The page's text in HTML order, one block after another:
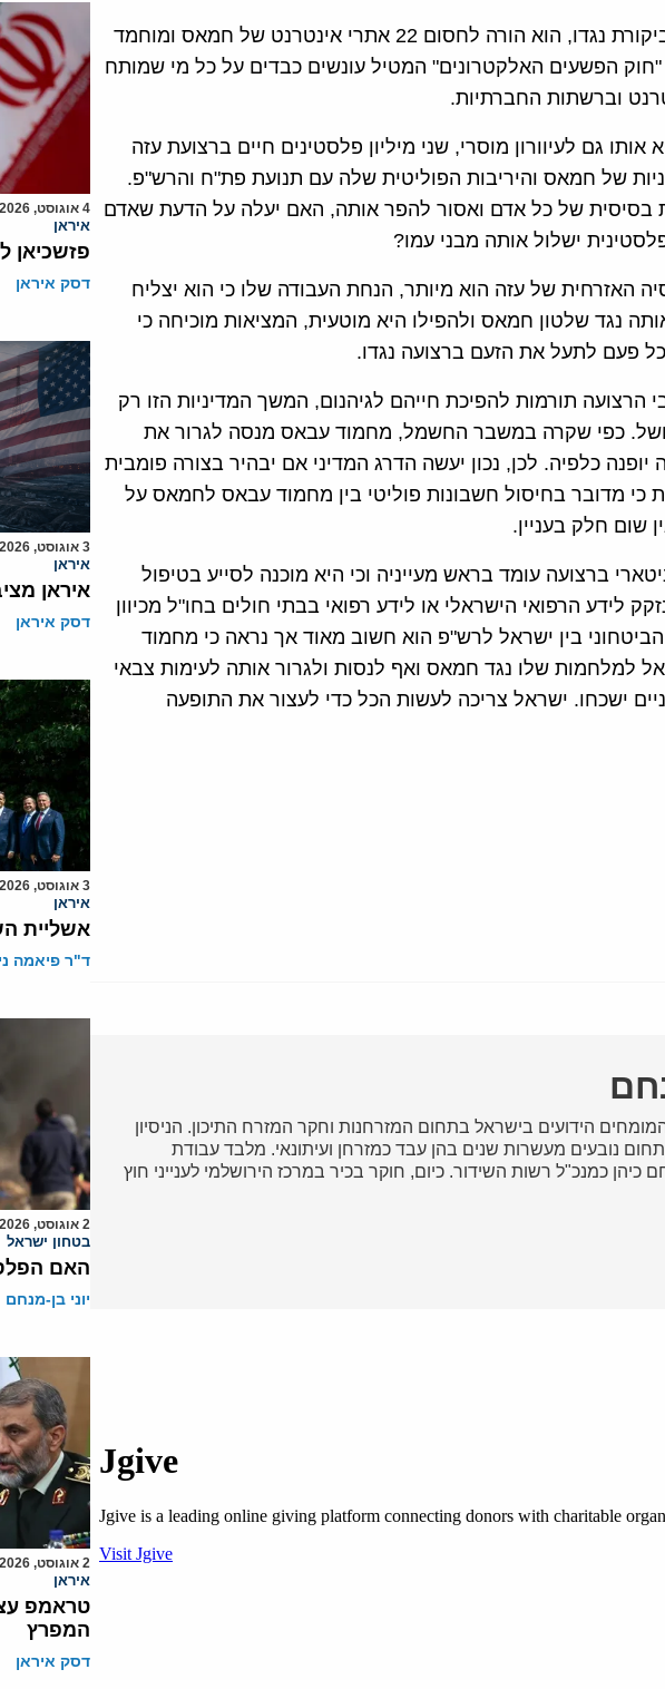
יו"ר הרש"פ מצידו מנסה לעצור את הביקורת נגדו, הוא הורה לחסום 22 אתרי אינטרנט של חמאס ומוחמד
הפשעים האלקטרונים" המטיל עונשים כבדים על כל מי שמותח
וברשתות החברתיות.
גם לעיוורון מוסרי, שני מיליון פלסטינים חיים ברצועת עזה
של חמאס והיריבות הפוליטית שלה עם תנועת פת"ח והרש"פ.
בסיסית של כל אדם ואסור להפר אותה, האם יעלה על הדעת שאדם
ישלול אותה מבני עמו?
האזרחית של עזה הוא מיותר, הנחת העבודה שלו כי הוא יצליח
נגד שלטון חמאס ולהפילו היא מוטעית, המציאות מוכיחה כי
פעם לתעל את הזעם ברצועה נגדו.
תורמות להפיכת חייהם לגיהנום, המשך המדיניות הזו רק
כושל. כפי שקרה במשבר החשמל, מחמוד עבאס מנסה לגרור את
כלפיה. לכן, נכון יעשה הדרג המדיני אם יבהיר בצורה פומבית
כי מדובר בחיסול חשבונות פוליטי בין מחמוד עבאס לחמאס על
שום חלק בעניין.
ברצועה עומד בראש מעייניה וכי היא מוכנה לסייע בטיפול
לידע הרפואי הישראלי או לידע רפואי בבתי חולים בחו"ל מכיוון
בין ישראל לרש"פ הוא חשוב מאוד אך נראה כי מחמוד
למלחמות שלו נגד חמאס ואף לנסות ולגרור אותה לעימות צבאי
ישכחו. ישראל צריכה לעשות הכל כדי לעצור את התופעה
הידועים בישראל בתחום המזרחנות וחקר המזרח התיכון. הניסיון
נובעים מעשרות שנים בהן עבד כמזרחן ועיתונאי. מלבד עבודת
כיהן כמנכ"ל רשות השידור. כיום, חוקר בכיר במרכז הירושלמי לענייני חוץ
4 אוגוסט, 2026
איראן
פזשכיאן
דסק איראן
3 אוגוסט, 2026
איראן
איראן
דסק איראן
3 אוגוסט, 2026
איראן
אשליית
ד"ר פיאמה
2 אוגוסט, 2026
בטחון ישראל
האם
יוני בן-מנחם
2 אוגוסט, 2026
איראן
טראמפ
המפרץ
דסק איראן